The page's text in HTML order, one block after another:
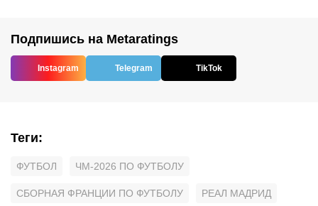
Подпишись на Metaratings
Instagram Telegram TikTok
Теги:
ФУТБОЛ ЧМ-2026 ПО ФУТБОЛУ
СБОРНАЯ ФРАНЦИИ ПО ФУТБОЛУ РЕАЛ МАДРИД